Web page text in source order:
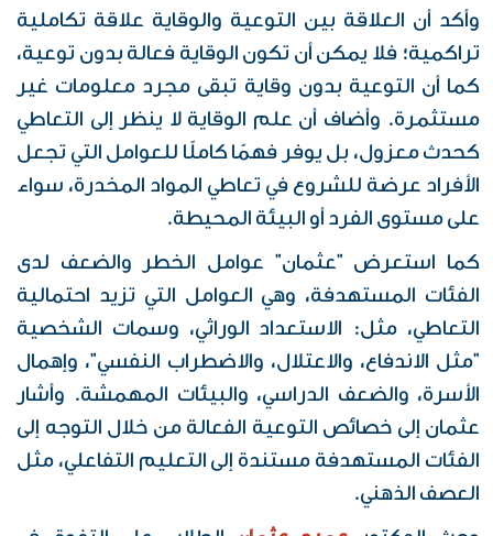
وأكد أن العلاقة بين التوعية والوقاية علاقة تكاملية
تراكمية؛ فلا يمكن أن تكون الوقاية فعالة بدون توعية،
كما أن التوعية بدون وقاية تبقى مجرد معلومات غير
مستثمرة. وأضاف أن علم الوقاية لا ينظر إلى التعاطي
كحدث معزول، بل يوفر فهمًا كاملًا للعوامل التي تجعل
الأفراد عرضة للشروع في تعاطي المواد المخدرة، سواء
على مستوى الفرد أو البيئة المحيطة.
كما استعرض "عثمان" عوامل الخطر والضعف لدى
الفئات المستهدفة، وهي العوامل التي تزيد احتمالية
التعاطي، مثل: الاستعداد الوراثي، وسمات الشخصية
"مثل الاندفاع، والاعتلال، والاضطراب النفسي"، وإهمال
الأسرة، والضعف الدراسي، والبيئات المهمشة. وأشار
عثمان إلى خصائص التوعية الفعالة من خلال التوجه إلى
الفئات المستهدفة مستندة إلى التعليم التفاعلي، مثل
العصف الذهني.